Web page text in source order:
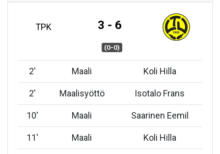
TPK 3 - 6
(0-0)
2' Maali Koli Hilla
2' Maalisyöttö Isotalo Frans
10' Maali Saarinen Eemil
11' Maali Koli Hilla